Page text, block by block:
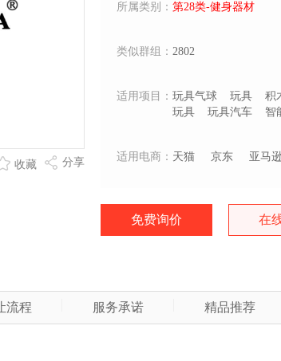
分享
收藏
所属类别： 第28类-健身器材
类似群组： 2802
适用项目： 玩具气球 玩具 积
玩具
玩具汽车 智
适用电商： 天猫 京东 亚马
免费询价 在
流程 服务承诺 精品推荐